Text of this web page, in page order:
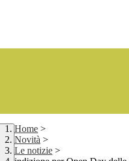
Home >
Novità >
Le notizie >